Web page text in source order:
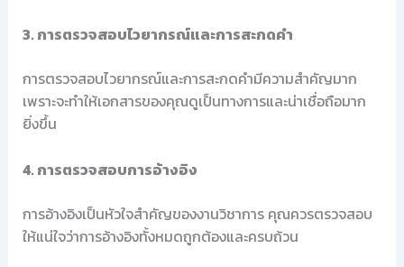
3. การตรวจสอบไวยากรณ์และการสะกดคำ
การตรวจสอบไวยากรณ์และการสะกดคำมีความสำคัญมาก
เพราะจะทำให้เอกสารของคุณดูเป็นทางการและน่าเชื่อถือมาก
ยิ่งขึ้น
4. การตรวจสอบการอ้างอิง
การอ้างอิงเป็นหัวใจสำคัญของงานวิชาการ คุณควรตรวจสอบ
ให้แน่ใจว่าการอ้างอิงทั้งหมดถูกต้องและครบถ้วน